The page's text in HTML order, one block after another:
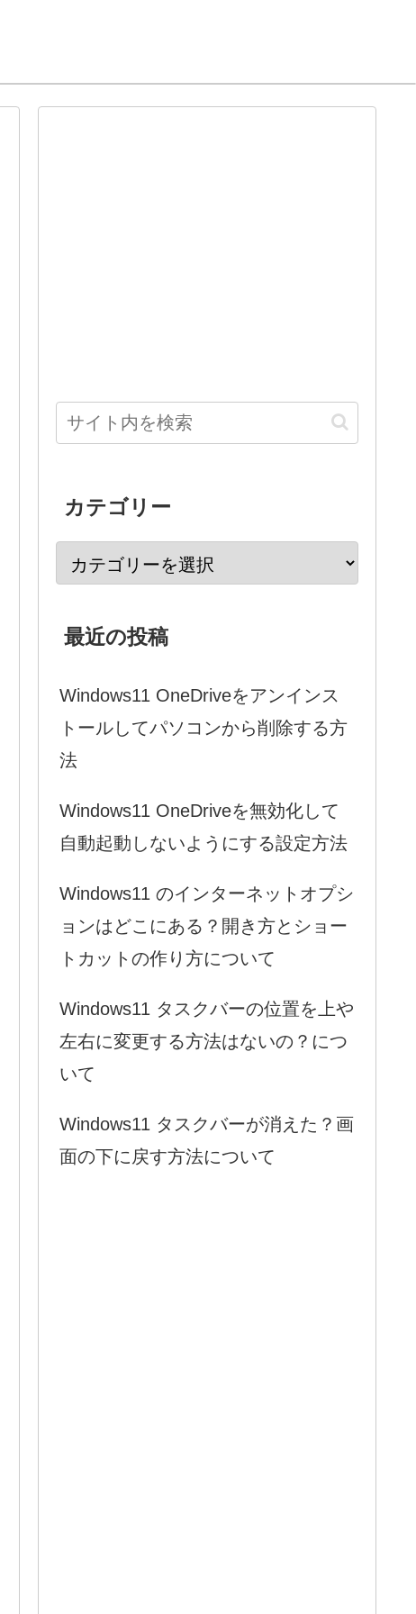
カテゴリー
最近の投稿
Windows11 OneDriveをアンインス
トールしてパソコンから削除する方
法
Windows11 OneDriveを無効化して
自動起動しないようにする設定方法
Windows11 のインターネットオプシ
ョンはどこにある？開き方とショー
トカットの作り方について
Windows11 タスクバーの位置を上や
左右に変更する方法はないの？につ
いて
Windows11 タスクバーが消えた？画
面の下に戻す方法について